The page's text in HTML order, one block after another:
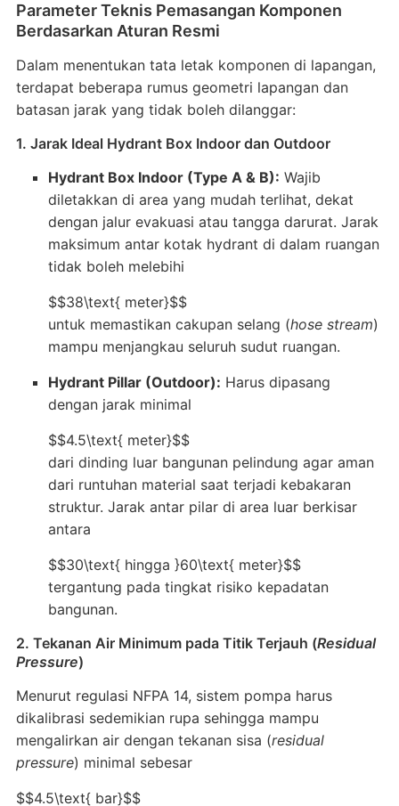
Parameter Teknis Pemasangan Komponen
Berdasarkan Aturan Resmi
Dalam menentukan tata letak komponen di lapangan,
terdapat beberapa rumus geometri lapangan dan
batasan jarak yang tidak boleh dilanggar:
1. Jarak Ideal Hydrant Box Indoor dan Outdoor
Hydrant Box Indoor (Type A & B): Wajib
diletakkan di area yang mudah terlihat, dekat
dengan jalur evakuasi atau tangga darurat. Jarak
maksimum antar kotak hydrant di dalam ruangan
tidak boleh melebihi
$$38\text{ meter}$$
untuk memastikan cakupan selang (hose stream)
mampu menjangkau seluruh sudut ruangan.
Hydrant Pillar (Outdoor): Harus dipasang
dengan jarak minimal
$$4.5\text{ meter}$$
dari dinding luar bangunan pelindung agar aman
dari runtuhan material saat terjadi kebakaran
struktur. Jarak antar pilar di area luar berkisar
antara
$$30\text{ hingga }60\text{ meter}$$
tergantung pada tingkat risiko kepadatan
bangunan.
2. Tekanan Air Minimum pada Titik Terjauh (Residual
Pressure)
Menurut regulasi NFPA 14, sistem pompa harus
dikalibrasi sedemikian rupa sehingga mampu
mengalirkan air dengan tekanan sisa (residual
pressure) minimal sebesar
$$4.5\text{ bar}$$